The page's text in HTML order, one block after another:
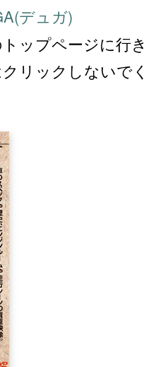
デュガ)
ップページに行き
リックしないでく